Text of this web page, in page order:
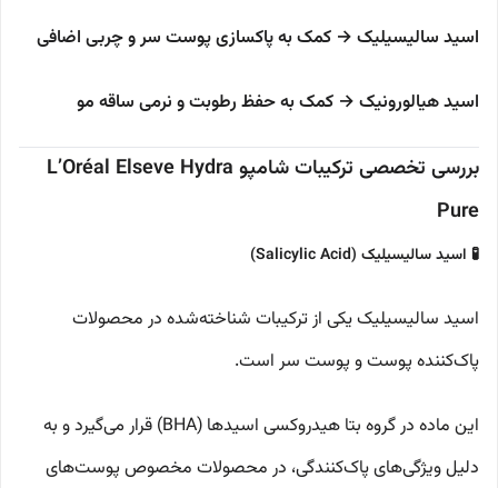
اسید سالیسیلیک → کمک به پاکسازی پوست سر و چربی اضافی
اسید هیالورونیک → کمک به حفظ رطوبت و نرمی ساقه مو
بررسی تخصصی ترکیبات شامپو L’Oréal Elseve Hydra
Pure
🧪 اسید سالیسیلیک (Salicylic Acid)
اسید سالیسیلیک یکی از ترکیبات شناخته‌شده در محصولات
پاک‌کننده پوست و پوست سر است.
این ماده در گروه بتا هیدروکسی اسیدها (BHA) قرار می‌گیرد و به
دلیل ویژگی‌های پاک‌کنندگی، در محصولات مخصوص پوست‌های